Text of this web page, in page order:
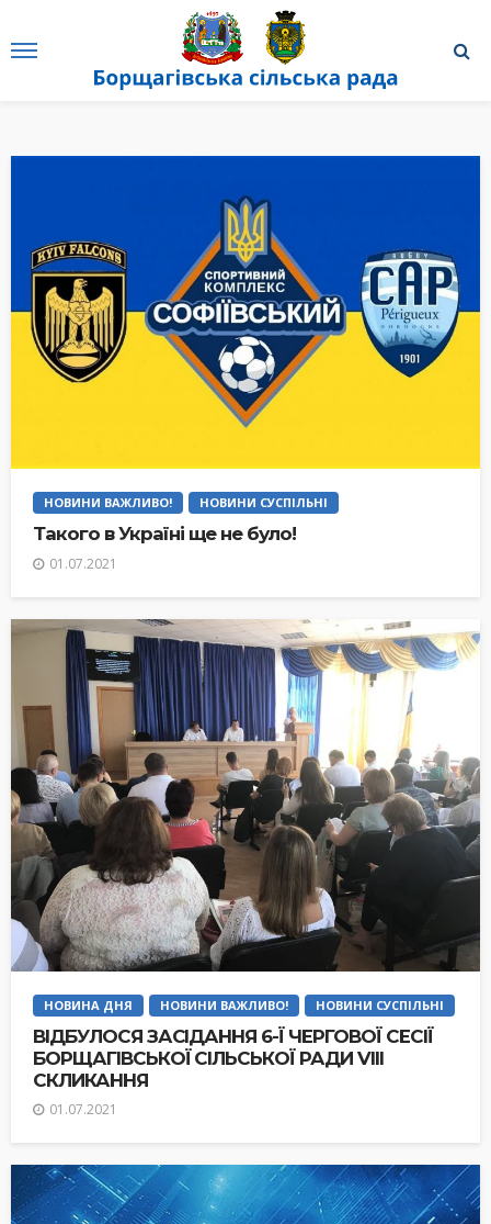
НОВИНИ ВАЖЛИВО! НОВИНИ СУСПІЛЬНІ
Такого в Україні ще не було!
01.07.2021
НОВИНА ДНЯ НОВИНИ ВАЖЛИВО! НОВИНИ СУСПІЛЬНІ
ВІДБУЛОСЯ ЗАСІДАННЯ 6-Ї ЧЕРГОВОЇ СЕСІЇ
БОРЩАГІВСЬКОЇ СІЛЬСЬКОЇ РАДИ VIII
СКЛИКАННЯ
01.07.2021